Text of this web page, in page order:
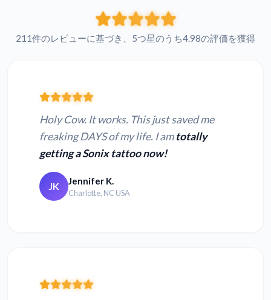
211件のレビューに基づき、5つ星のうち4.98の評価を獲得
Holy Cow. It works. This just saved me
freaking DAYS of my life. I amtotally
getting a Sonix tattoo now!
JK Jennifer K.
Charlotte, NC USA